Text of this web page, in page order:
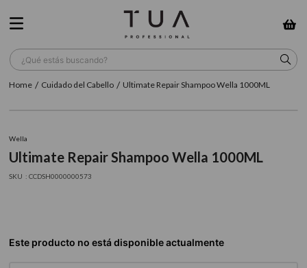
¿Qué estás buscando?
Cuidado del Cabello Ultimate Repair Shampoo Wella 1000ML
Wella
Ultimate Repair Shampoo Wella 1000ML
: CCDSH0000000573
TÉRMINOS MÁS BUSCADOS
6. gama